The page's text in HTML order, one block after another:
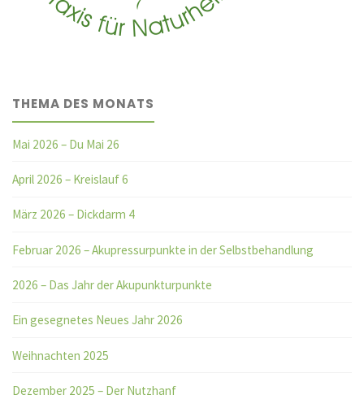
THEMA DES MONATS
Mai 2026 – Du Mai 26
April 2026 – Kreislauf 6
März 2026 – Dickdarm 4
Februar 2026 – Akupressurpunkte in der Selbstbehandlung
2026 – Das Jahr der Akupunkturpunkte
Ein gesegnetes Neues Jahr 2026
Weihnachten 2025
Dezember 2025 – Der Nutzhanf